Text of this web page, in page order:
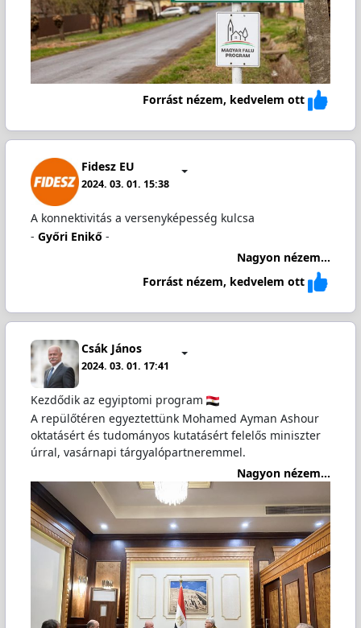
Forrást nézem, kedvelem ott
Fidesz EU
2024. 03. 01. 15:38
A konnektivitás a versenyképesség kulcsa
- Győri Enikő-
Nagyon nézem...
Forrást nézem, kedvelem ott
Csák János
2024. 03. 01. 17:41
Kezdődik az egyiptomi program
A repülőtéren egyeztettünk Mohamed Ayman Ashour
oktatásért és tudományos kutatásért felelős miniszter
úrral, vasárnapi tárgyalópartneremmel.
Nagyon nézem...